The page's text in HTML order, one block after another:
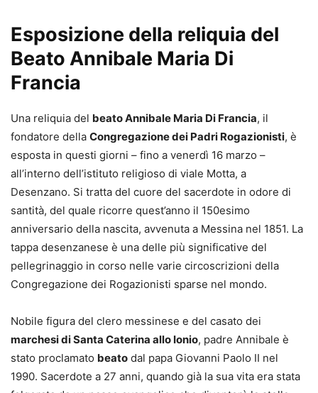
Esposizione della reliquia del
Beato Annibale Maria Di
Francia
Una reliquia del beato Annibale Maria Di Francia, il
fondatore della Congregazione dei Padri Rogazionisti, è
esposta in questi giorni – fino a venerdì 16 marzo –
all’interno dell’istituto religioso di viale Motta, a
Desenzano. Si tratta del cuore del sacerdote in odore di
santità, del quale ricorre quest’anno il 150esimo
anniversario della nascita, avvenuta a Messina nel 1851. La
tappa desenzanese è una delle più significative del
pellegrinaggio in corso nelle varie circoscrizioni della
Congregazione dei Rogazionisti sparse nel mondo.
Nobile figura del clero messinese e del casato dei
marchesi di Santa Caterina allo Ionio, padre Annibale è
stato proclamato beato dal papa Giovanni Paolo II nel
1990. Sacerdote a 27 anni, quando già la sua vita era stata